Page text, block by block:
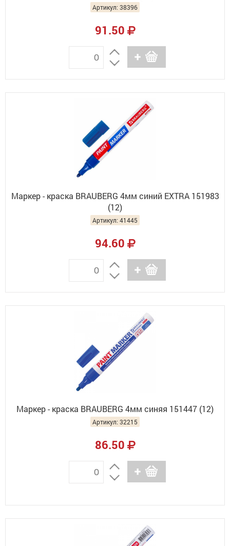
Артикул: 38396
91.50
Маркер - краска BRAUBERG 4мм синий EXTRA 151983
(12)
Артикул: 41445
94.60
Маркер - краска BRAUBERG 4мм синяя 151447 (12)
Артикул: 32215
86.50